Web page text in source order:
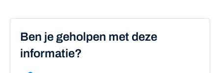
Ben je geholpen met deze
informatie?